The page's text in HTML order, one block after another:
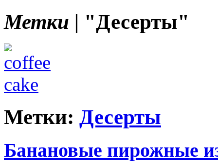
Метки | "Десерты"
Метки: Десерты
Банановые пирожные